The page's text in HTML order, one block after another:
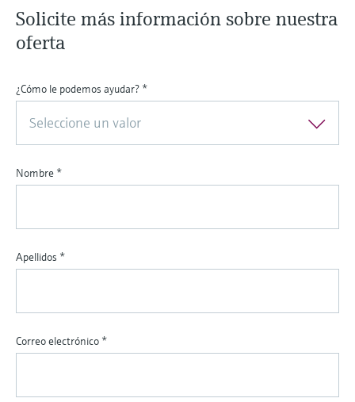
Solicite más información sobre nuestra
oferta
¿Cómo le podemos ayudar? *
Seleccione un valor
Nombre *
Apellidos *
Correo electrónico *